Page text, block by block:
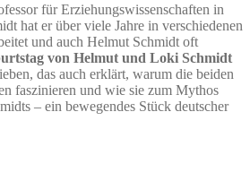
für Erziehungswissenschaften in
hat er über viele Jahre in verschiedenen
und auch Helmut Schmidt oft
von Helmut und Loki Schmidt
das auch erklärt, warum die beiden
faszinieren und wie sie zum Mythos
– ein bewegendes Stück deutscher